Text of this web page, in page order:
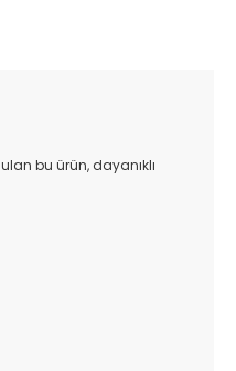
bu ürün, dayanıklı